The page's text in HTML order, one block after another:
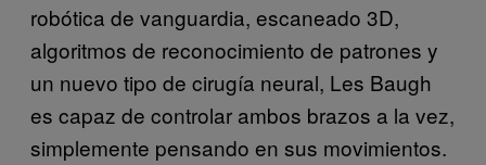
robótica de vanguardia, escaneado 3D,
algoritmos de reconocimiento de patrones y
un nuevo tipo de cirugía neural, Les Baugh
es capaz de controlar ambos brazos a la vez,
simplemente pensando en sus movimientos.